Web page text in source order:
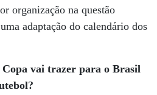
organização na questão
adaptação do calendário dos
vai trazer para o Brasil